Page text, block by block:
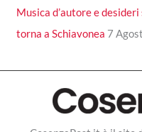
Musica d’autore e
torna a Schiavonea 7